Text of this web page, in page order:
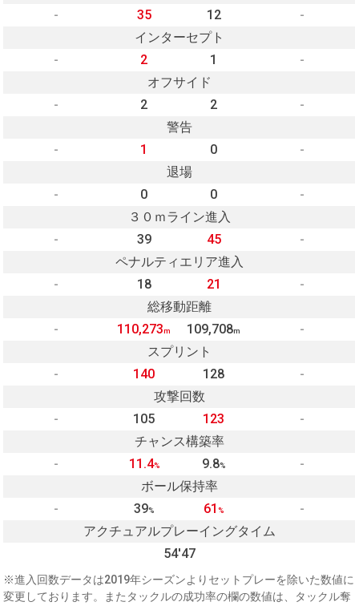
-
35 12
-
インターセプト
-
2 1
-
オフサイド
-
2 2
-
警告
-
1 0
-
退場
-
0 0
-
３０ｍライン進入
-
39 45
-
ペナルティエリア進入
-
18 21
-
総移動距離
-
110,273m 109,708m
-
スプリント
-
140 128
-
攻撃回数
-
105 123
-
チャンス構築率
-
11.4% 9.8%
-
ボール保持率
-
39% 61%
-
アクチュアルプレーイングタイム
54'47
※進入回数データは2019年シーズンよりセットプレーを除いた数値に
変更しております。またタックルの成功率の欄の数値は、タックル奪